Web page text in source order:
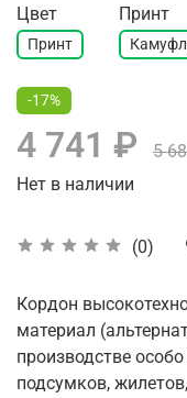
(0)
Цвет
Принт
Принт
-17%
4 741 ₽
5
Нет в наличии
Кордон
материал
производстве
подсумков,